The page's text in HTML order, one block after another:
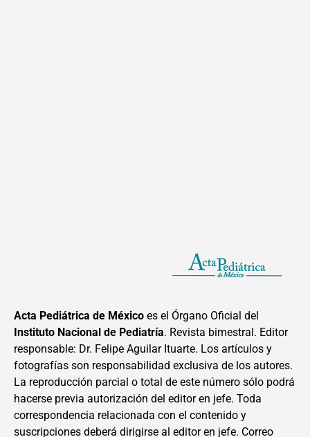
Acta Pediátrica de México es el Órgano Oficial del
Instituto Nacional de Pediatría. Revista bimestral. Editor
responsable: Dr. Felipe Aguilar Ituarte. Los artículos y
fotografías son responsabilidad exclusiva de los autores.
La reproducción parcial o total de este número sólo podrá
hacerse previa autorización del editor en jefe. Toda
correspondencia relacionada con el contenido y
suscripciones deberá dirigirse al editor en jefe. Correo